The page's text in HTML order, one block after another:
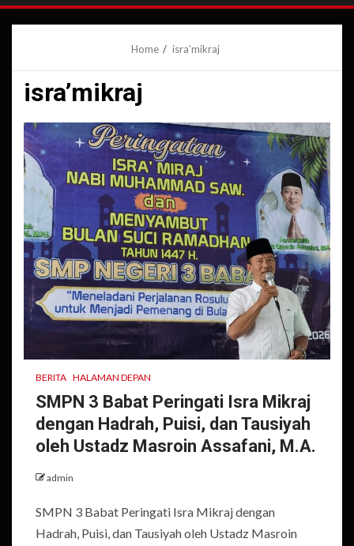
Home isra’mikraj
isra’mikraj
BERITA HALAMAN DEPAN
SMPN 3 Babat Peringati Isra Mikraj
dengan Hadrah, Puisi, dan Tausiyah
oleh Ustadz Masroin Assafani, M.A.
admin
SMPN 3 Babat Peringati Isra Mikraj dengan
Hadrah, Puisi, dan Tausiyah oleh Ustadz Masroin